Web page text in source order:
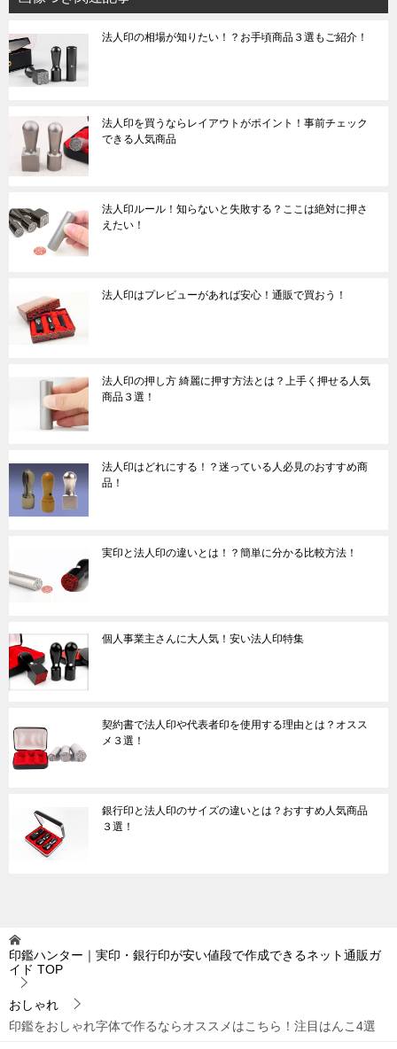
法人印の相場が知りたい！？お手頃商品３選もご紹介！
法人印を買うならレイアウトがポイント！事前チェック
できる人気商品
法人印ルール！知らないと失敗する？ここは絶対に押さ
えたい！
法人印はプレビューがあれば安心！通販で買おう！
法人印の押し方 綺麗に押す方法とは？上手く押せる人気
商品３選！
法人印はどれにする！？迷っている人必見のおすすめ商
品！
実印と法人印の違いとは！？簡単に分かる比較方法！
個人事業主さんに大人気！安い法人印特集
契約書で法人印や代表者印を使用する理由とは？オスス
メ３選！
銀行印と法人印のサイズの違いとは？おすすめ人気商品
３選！
印鑑ハンター｜実印・銀行印が安い値段で作成できるネット通販ガ
イド TOP
おしゃれ
印鑑をおしゃれ字体で作るならオススメはこちら！注目はんこ4選